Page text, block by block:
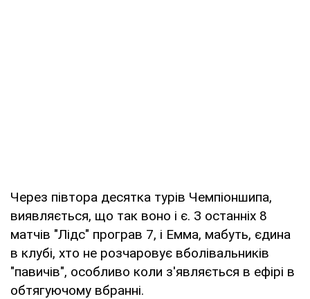
Через півтора десятка турів Чемпіоншипа,
виявляється, що так воно і є. З останніх 8
матчів "Лідс" програв 7, і Емма, мабуть, єдина
в клубі, хто не розчаровує вболівальників
"павичів", особливо коли з'являється в ефірі в
обтягуючому вбранні.